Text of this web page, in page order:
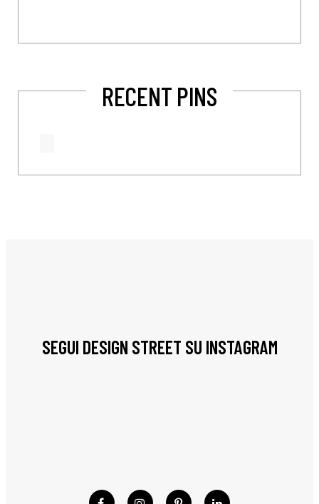
RECENT PINS
SEGUI DESIGN STREET SU INSTAGRAM